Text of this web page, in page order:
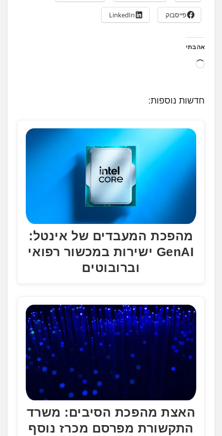
פייסבוק LinkedIn
אהבתי
ט
.
חדשות נוספות:
מהפכת המעבדים של אינטל:
GenAI ישירות במכשור רפואי
וברובוטים
האצת מהפכת הסיבים: משרד
התקשורת מפרסם מכרז נוסף